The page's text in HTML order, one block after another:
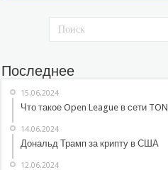
Последнее
15.06.2024
Что такое Open League в сети TON
14.06.2024
Дональд Трамп за крипту в США
12.06.2024